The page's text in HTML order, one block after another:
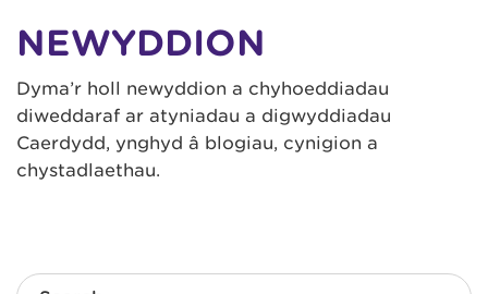
NEWYDDION
Dyma’r holl newyddion a chyhoeddiadau
diweddaraf ar atyniadau a digwyddiadau
Caerdydd, ynghyd â blogiau, cynigion a
chystadlaethau.